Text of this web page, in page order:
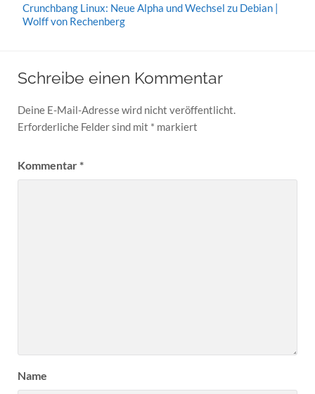
Crunchbang Linux: Neue Alpha und Wechsel zu Debian |
Wolff von Rechenberg
Schreibe einen Kommentar
Deine E-Mail-Adresse wird nicht veröffentlicht.
Erforderliche Felder sind mit * markiert
Kommentar*
Name